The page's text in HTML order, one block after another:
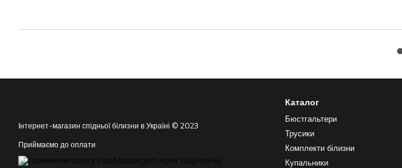
Інтернет-магазин спідньої білизни в Україні © 2023
Приймаємо до оплати
Каталог
Бюстгальтери
Трусики
Комплекти білизни
Купальники